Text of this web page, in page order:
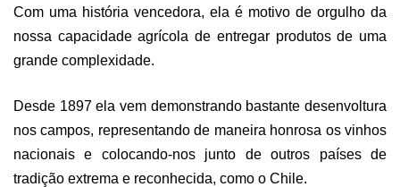
Com uma história vencedora, ela é motivo de orgulho da
nossa capacidade agrícola de entregar produtos de uma
grande complexidade.
Desde 1897 ela vem demonstrando bastante desenvoltura
nos campos, representando de maneira honrosa os vinhos
nacionais e colocando-nos junto de outros países de
tradição extrema e reconhecida, como o Chile.